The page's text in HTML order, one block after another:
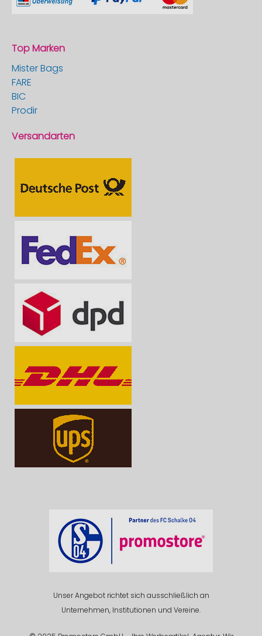
Top Marken
Mister Bags
FARE
BIC
Prodir
Versandarten
Unser Angebot richtet sich ausschließlich an
Unternehmen, Institutionen und Vereine.